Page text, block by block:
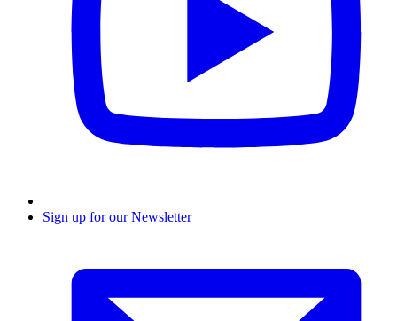
Sign up for our Newsletter